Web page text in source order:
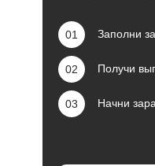
01
02
03
Заполни
Получи
Начни